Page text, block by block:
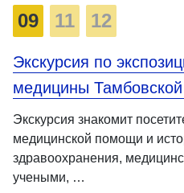
09 11 12
Экскурсия по
медицины Тамбовской
Экскурсия знакомит
медицинской помощи и
здравоохранения,
учеными, …